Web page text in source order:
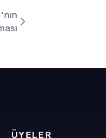
ÜYELER